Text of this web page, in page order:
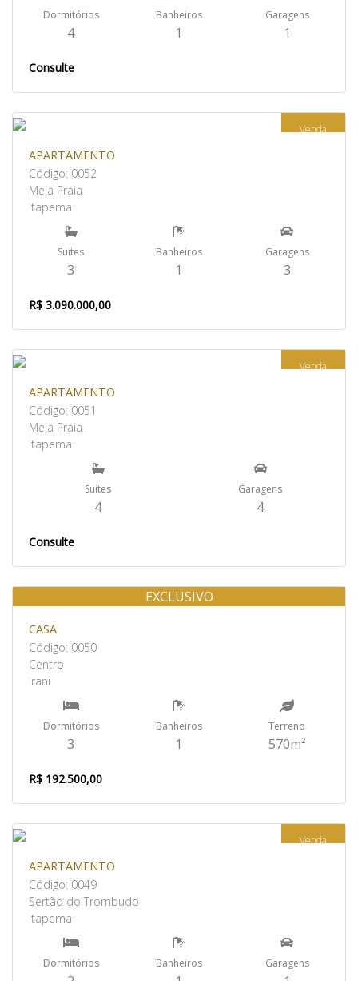
Dormitórios
4
Banheiros
1
Garagens
1
Consulte
Venda
APARTAMENTO
Código: 0052
Meia Praia
Itapema
Suites
3
Banheiros
1
Garagens
3
R$ 3.090.000,00
Venda
APARTAMENTO
Código: 0051
Meia Praia
Itapema
Suites
4
Garagens
4
Consulte
Venda
EXCLUSIVO
CASA
Código: 0050
Centro
Irani
Dormitórios
3
Banheiros
1
Terreno
570m²
R$ 192.500,00
Venda
APARTAMENTO
Código: 0049
Sertão do Trombudo
Itapema
Dormitórios Banheiros Garagens